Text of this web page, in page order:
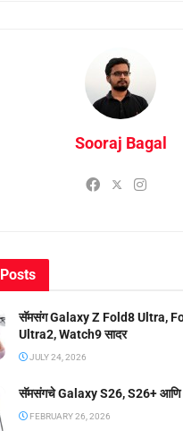
Sooraj Bagal
Posts
सॅमसंग Galaxy Z Fold8 Ultra,
Ultra2, Watch9 सादर
JULY 24, 2026
सॅमसंगचे Galaxy S26, S26+ आणि
FEBRUARY 26, 2026